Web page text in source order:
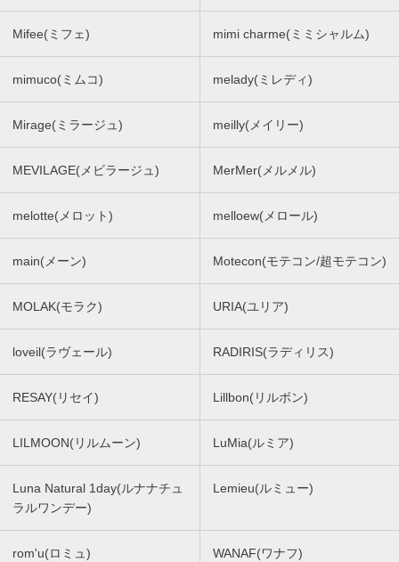
Mifee(ミフェ) mimi charme(ミミシャルム)
mimuco(ミムコ) melady(ミレディ)
Mirage(ミラージュ) meilly(メイリー)
MEVILAGE(メビラージュ) MerMer(メルメル)
melotte(メロット) melloew(メロール)
main(メーン) Motecon(モテコン/超モテコン)
MOLAK(モラク) URIA(ユリア)
loveil(ラヴェール) RADIRIS(ラディリス)
RESAY(リセイ) Lillbon(リルボン)
LILMOON(リルムーン) LuMia(ルミア)
Luna Natural 1day(ルナナチュ
ラルワンデー)
Lemieu(ルミュー)
rom'u(ロミュ) WANAF(ワナフ)